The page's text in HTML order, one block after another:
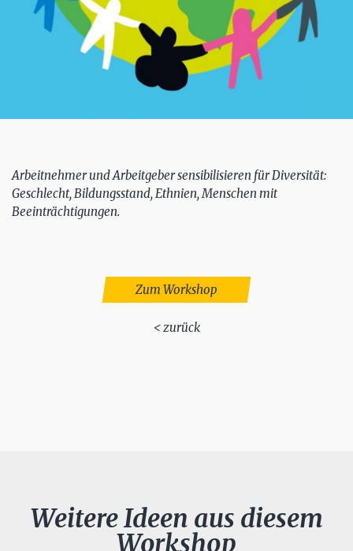
Arbeitnehmer und Arbeitgeber sensibilisieren für Diversität:
Geschlecht, Bildungsstand, Ethnien, Menschen mit
Beeinträchtigungen.
Zum Workshop
< zurück
Weitere Ideen aus diesem
Workshop